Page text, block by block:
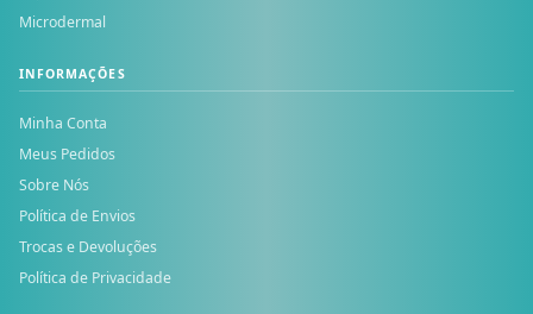
Microdermal
INFORMAÇÕES
Minha Conta
Meus Pedidos
Sobre Nós
Política de Envios
Trocas e Devoluções
Política de Privacidade